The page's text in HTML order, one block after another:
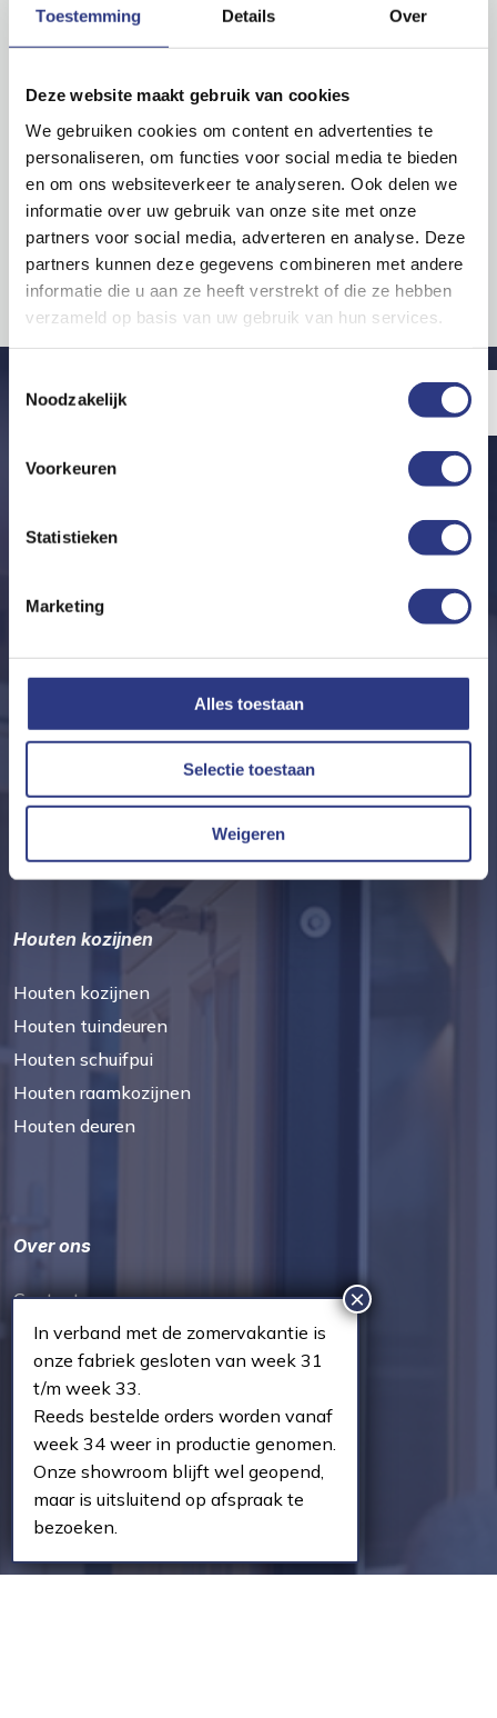
Toestemming Details Over
Deze website maakt gebruik van cookies
We gebruiken cookies om content en advertenties te
personaliseren, om functies voor social media te bieden
en om ons websiteverkeer te analyseren. Ook delen we
informatie over uw gebruik van onze site met onze
partners voor social media, adverteren en analyse. Deze
partners kunnen deze gegevens combineren met andere
informatie die u aan ze heeft verstrekt of die ze hebben
verzameld op basis van uw gebruik van hun services.
Noodzakelijk
Voorkeuren
Statistieken
Marketing
Alles toestaan
Selectie toestaan
Weigeren
Bericht ontvangen
Bedankt voor je bericht, we gaan ermee
aan de slag
We hebben je bericht in goede orde ontvangen en nemen zo
snel mogelijk contact met je op. Gemiddeld reageren we binnen
één werkdag.
Contact
4902 TT Oosterhout
+31 (0)162 495 005
Houten kozijnen
Houten kozijnen
Houten tuindeuren
Houten schuifpui
Houten raamkozijnen
Houten deuren
Over ons
Contact
Vacatures
Over ons
Showroom Oosterhout
Het bestelproces
Veelgestelde vragen
5 ★
In verband met de zomervakantie is
onze fabriek gesloten van week 31
t/m week 33.
Reeds bestelde orders worden vanaf
week 34 weer in productie genomen.
Onze showroom blijft wel geopend,
maar is uitsluitend op afspraak te
bezoeken.